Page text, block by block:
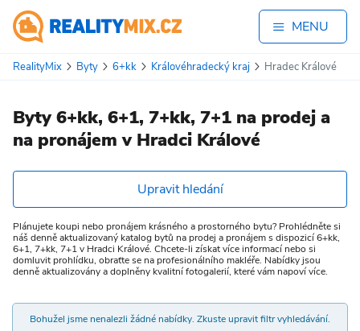
MENU
RealityMix Byty 6+kk Královéhradecký kraj Hradec Králové
Byty 6+kk, 6+1, 7+kk, 7+1 na prodej a
na pronájem v Hradci Králové
Upravit hledání
Plánujete koupi nebo pronájem krásného a prostorného bytu? Prohlédněte si
náš denně aktualizovaný katalog bytů na prodej a pronájem s dispozicí 6+kk,
6+1, 7+kk, 7+1 v Hradci Králové. Chcete-li získat více informací nebo si
domluvit prohlídku, obraťte se na profesionálního makléře. Nabídky jsou
denně aktualizovány a doplněny kvalitní fotogalerií, které vám napoví více.
Bohužel jsme nenalezli žádné nabídky. Zkuste upravit filtr vyhledávání.